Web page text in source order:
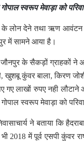
स्वरूप मेवाड़ा को
के लोन देने तथा ऋण
में सामने आया है।
के सैकड़ों ग्राहकों
खुशबू कुंवर बाला, किरण
गए लाखों रुपए नही
स्वरूप मेवाड़ा को
ने बताया कि
में पूर्व एसपी कुंवर